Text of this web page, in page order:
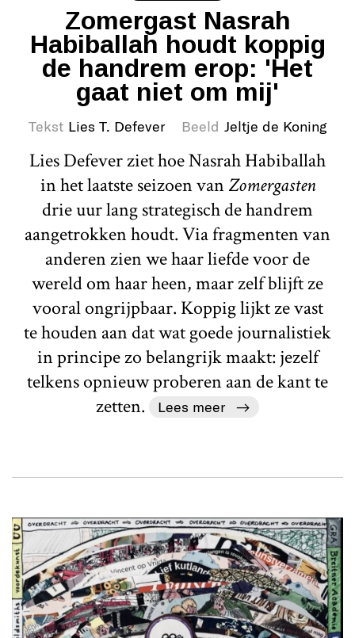
Zomergast Nasrah
Habiballah houdt koppig
de handrem erop: 'Het
gaat niet om mij'
Tekst Lies T. Defever Beeld Jeltje de Koning
Lies Defever ziet hoe Nasrah Habiballah
in het laatste seizoen vanZomergasten
drie uur lang strategisch de handrem
aangetrokken houdt. Via fragmenten van
anderen zien we haar liefde voor de
wereld om haar heen, maar zelf blijft ze
vooral ongrijpbaar. Koppig lijkt ze vast
te houden aan dat wat goede journalistiek
in principe zo belangrijk maakt: jezelf
telkens opnieuw proberen aan de kant te
zetten.
Lees meer